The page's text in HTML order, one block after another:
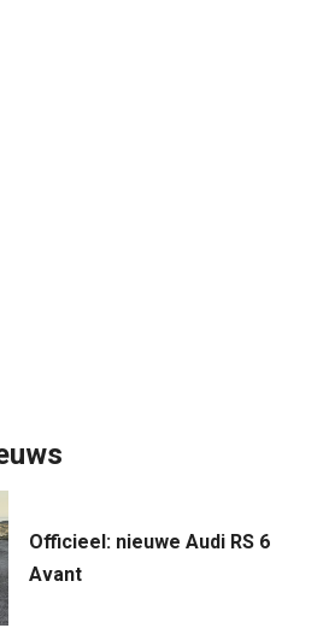
Officieel: nieuwe Audi RS 6
Avant